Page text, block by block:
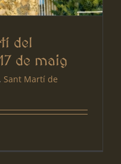
del
de maig
, Sant Martí de